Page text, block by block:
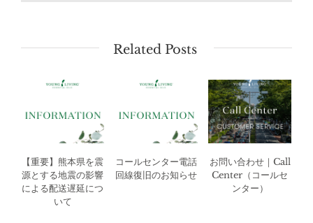
Related Posts
【重要】熊本県を震
源とする地震の影響
による配送遅延につ
いて
コールセンター電話
回線復旧のお知らせ
お問い合わせ｜Call
Center（コールセ
ンター）